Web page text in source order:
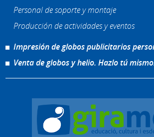
Personal de soporte y montaje
Producción de actividades y eventos
Impresión de globos publicitarios
Venta de globos y helio. Hazlo tú